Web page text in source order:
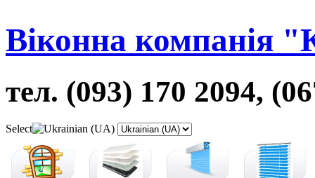
Віконна компанія
тел. (093) 170 2094,
Select